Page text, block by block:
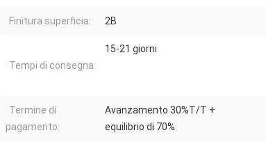
Finitura superficia: 2B
Tempi di consegna:
15-21 giorni
Termine di
pagamento:
Avanzamento 30%T/T +
equilibrio di 70%